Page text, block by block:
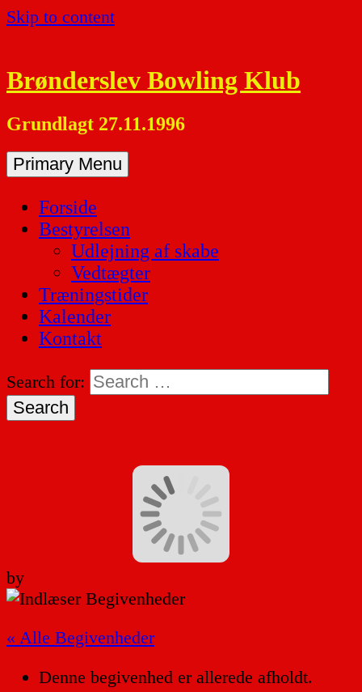
Skip to content
Brønderslev Bowling Klub
Grundlagt 27.11.1996
Primary Menu
Forside
Bestyrelsen
Udlejning af skabe
Vedtægter
Træningstider
Kalender
Kontakt
Search for:
by
« Alle Begivenheder
Denne begivenhed er allerede afholdt.